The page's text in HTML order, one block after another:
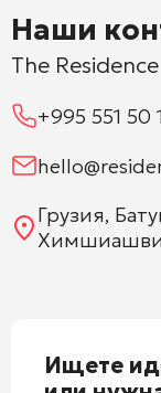
Наши
The Residence
+995 551 50
Грузия,
Ищете